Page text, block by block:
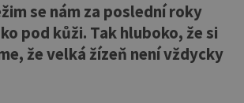
se nám za poslední roky
pod kůži. Tak hluboko, že si
že velká žízeň není vždycky